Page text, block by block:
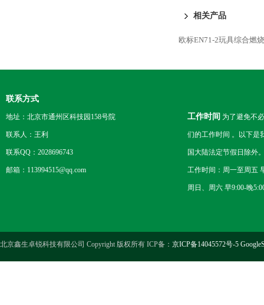
相关产品
欧标EN71-2玩具综合燃
联系方式
地址：北京市通州区科技园158号院
联系人：王利
联系QQ：2028696743
邮箱：113994515@qq.com
工作时间 为了避免不
们的工作时间 。以下是
国大陆法定节假日除外
工作时间：周一至周五
周日、周六 早9:00-晚
北京鑫生卓锐科技有限公司 Copyright 版权所有 ICP备： 京ICP备14045572号-5